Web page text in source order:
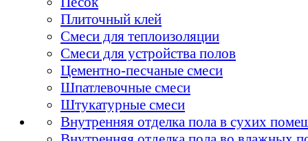
Плиточный клей
Смеси для теплоизоляции
Смеси для устройства полов
Цементно-песчаные смеси
Шпатлевочные смеси
Штукатурные смеси
Внутренняя отделка пола в сухих